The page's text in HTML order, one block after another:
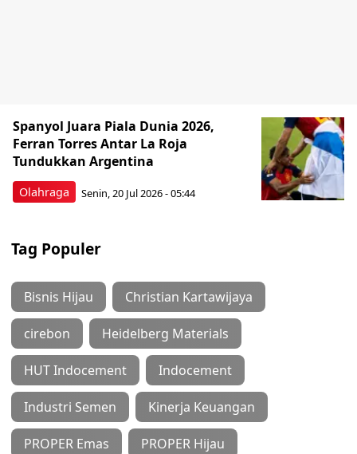
Olahraga
Spanyol Juara Piala Dunia 2026,
Ferran Torres Antar La Roja
Tundukkan Argentina
Senin, 20 Jul 2026 - 05:44
Tag Populer
Bisnis Hijau Christian Kartawijaya
cirebon Heidelberg Materials
HUT Indocement Indocement
Industri Semen Kinerja Keuangan
PROPER Emas PROPER Hijau